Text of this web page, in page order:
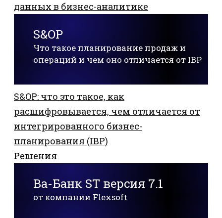
данных в бизнес-аналитике
S&OP
Что такое планирование продаж и
операций и чем оно отличается от IBP
S&OP: что это такое, как
расшифровывается, чем отличается от
интегрированного бизнес-
планирования (IBP)
Решения
Ва-Банк ST версия 7.1
от компании Flexsoft